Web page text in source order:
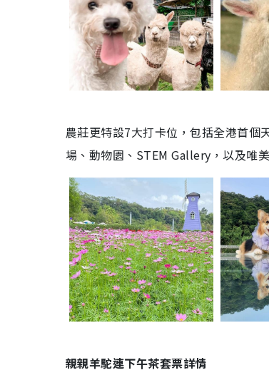
農莊更特設7大打卡位，包括全港首個
場、動物園、STEM Gallery，以及唯
親親羊駝連下午茶套票詳情